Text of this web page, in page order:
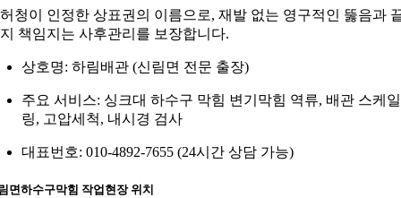
청이 인정한 상표권의 이름으로, 재발 없는 영구적인 뚫음과
책임지는 사후관리를 보장합니다.
상호명: 하림배관 (신림면 전문 출장)
주요 서비스: 싱크대 하수구 막힘 변기막힘 역류, 배관 스케일
링, 고압세척, 내시경 검사
대표번호: 010-4892-7655 (24시간 상담 가능)
면하수구막힘 작업현장 위치